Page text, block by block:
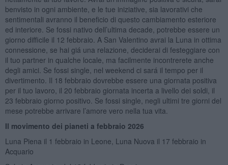
benvisto in ogni ambiente, e le tue iniziative, sia lavorativi che
sentimentali avranno il beneficio di questo cambiamento esteriore
ed interiore. Se fossi nativo dell’ultima decade, potrebbe essere un
giorno difficile il 12 febbraio. A San Valentino avrai la Luna in ottima
connessione, se hai giá una relazione, deciderai di festeggiare con
il tuo partner in qualche locale, ma facilmente incontrerete anche
degli amici. Se fossi single, nel weekend ci sará il tempo per il
divertimento. Il 18 febbraio dovrebbe essere una giornata positiva
per il tuo lavoro, il 20 febbraio giornata incerta a livello dei soldi, il
23 febbraio giorno positivo. Se fossi single, negli ultimi tre giorni del
mese potrebbe arrivare l’amore vero nella tua vita.
Il movimento dei pianeti a febbraio 2026
Luna Piena il 1 febbraio in Leone, Luna Nuova il 17 febbraio in
Acquario